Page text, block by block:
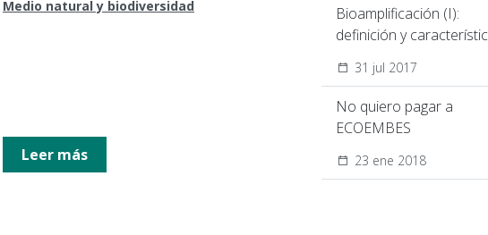
Bioamplificación (I):
definición y
31 jul 2017
No quiero pagar a
ECOEMBES
23 ene 2018
Medio natural y biodiversidad
Leer más